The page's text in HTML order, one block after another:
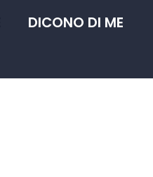
DICONO DI ME